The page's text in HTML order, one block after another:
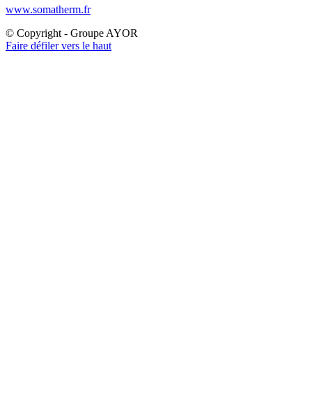
www.somatherm.fr
© Copyright - Groupe AYOR
Faire défiler vers le haut